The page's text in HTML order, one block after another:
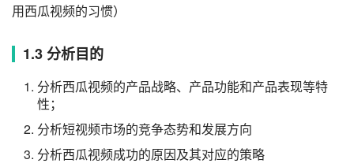
用西瓜视频的习惯）
1.3 分析目的
分析西瓜视频的产品战略、产品功能和产品表现等特
性；
分析短视频市场的竞争态势和发展方向
分析西瓜视频成功的原因及其对应的策略